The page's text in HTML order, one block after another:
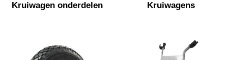
Kruiwagen onderdelen Kruiwagens